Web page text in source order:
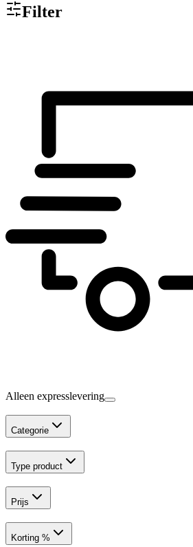
Filter
Alleen expresslevering
Categorie
Type product
Prijs
Korting %